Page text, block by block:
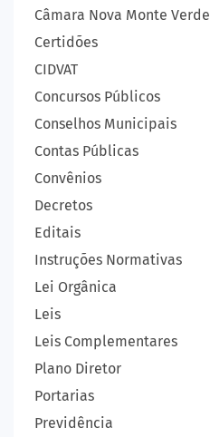
Câmara Nova Monte Verde
Certidões
CIDVAT
Concursos Públicos
Conselhos Municipais
Contas Públicas
Convênios
Decretos
Editais
Instruções Normativas
Lei Orgânica
Leis
Leis Complementares
Plano Diretor
Portarias
Previdência